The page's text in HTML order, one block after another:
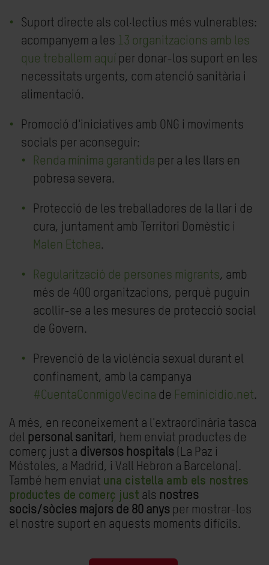
Suport directe als col·lectius més vulnerables:
acompanyem a les 13 organitzacions amb les
que treballem aquí per donar-los suport en les
necessitats urgents, com atenció sanitària i
alimentació.
Promoció d'iniciatives amb ONG i moviments
socials per aconseguir:
Renda mínima garantida per a les llars en
pobresa severa.
Protecció de les treballadores de la llar i de
cura, juntament amb Territori Domèstic i
Malen Etchea.
Regularització de persones migrants, amb
més de 400 organitzacions, perquè puguin
acollir-se a les mesures de protecció social
de Govern.
Prevenció de la violència sexual durant el
confinament, amb la campanya
#CuentaConmigoVecina de Feminicidio.net.
A més, en reconeixement a l'extraordinària tasca
del personal sanitari, hem enviat productes de
comerç just a diversos hospitals (La Paz i
Móstoles, a Madrid, i Vall Hebron a Barcelona).
També hem enviat una cistella amb els nostres
productes de comerç just als nostres
socis/sòcies majors de 80 anys per mostrar-los
el nostre suport en aquests moments difícils.